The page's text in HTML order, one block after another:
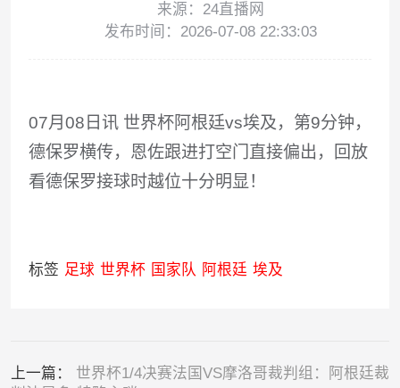
来源：24直播网
发布时间：2026-07-08 22:33:03
07月08日讯 世界杯阿根廷vs埃及，第9分钟，
德保罗横传，恩佐跟进打空门直接偏出，回放
看德保罗接球时越位十分明显！
标签 足球 世界杯 国家队 阿根廷 埃及
上一篇： 世界杯1/4决赛法国VS摩洛哥裁判组：阿根廷裁